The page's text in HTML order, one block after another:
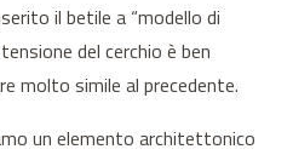
il betile a “modello di
del cerchio è ben
molto simile al precedente.
un elemento architettonico